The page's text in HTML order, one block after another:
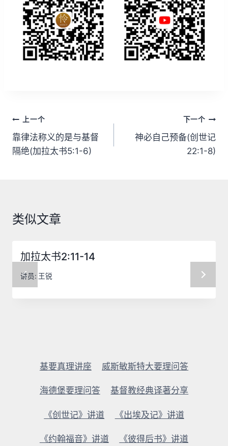
文
章
导
上一个
靠律法称义的是与基督
隔绝(加拉太书5:1-6)
下一个
神必自己预备(创世记
22:1-8)
类似文章
加拉太书2:11-14
讲员: 王锐
基要真理讲座 威斯敏斯特大要理问答
海德堡要理问答 基督教经典译著分享
《创世记》讲道 《出埃及记》讲道
《约翰福音》讲道 《彼得后书》讲道